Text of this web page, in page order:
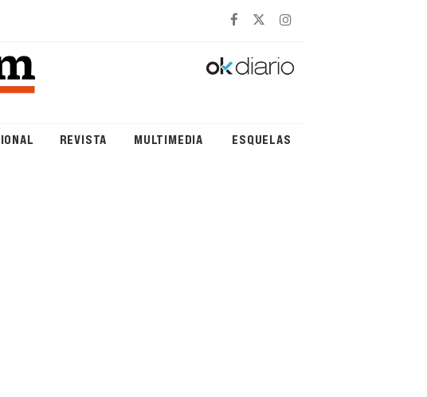
REVISTA MULTIMEDIA ESQUELAS